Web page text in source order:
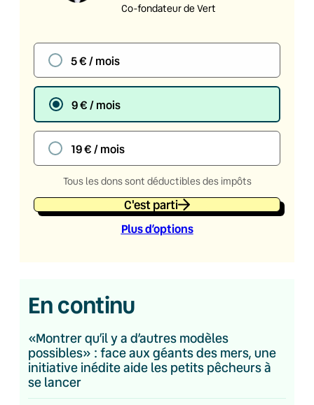
Co-fondateur de Vert
5 € / mois
9 € / mois
19 € / mois
Tous les dons sont déductibles des impôts
C'est parti
Plus d’options
En continu
«Montrer qu’il y a d’autres modèles
possibles» : face aux géants des mers, une
initiative inédite aide les petits pêcheurs à
se lancer